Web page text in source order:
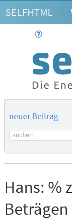
SELFHTML
neuer Beitrag
Suchbegriff
Hans: %